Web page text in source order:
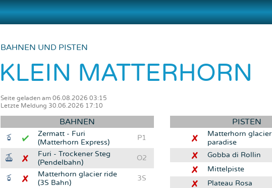
BAHNEN UND PISTEN
KLEIN MATTERHORN
Seite geladen am 06.08.2026 03:15
Letzte Meldung 30.06.2026 17:10
BAHNEN
Zermatt - Furi
(Matterhorn Express)
P1
Furi - Trockener Steg
(Pendelbahn)
O2
Matterhorn glacier ride
(3S Bahn)
3S
PISTEN
Matterhorn glacier
paradise
Gobba di Rollin
Mittelpiste
Plateau Rosa